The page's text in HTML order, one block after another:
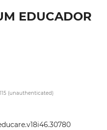
EDUCADOR
(unauthenticated)